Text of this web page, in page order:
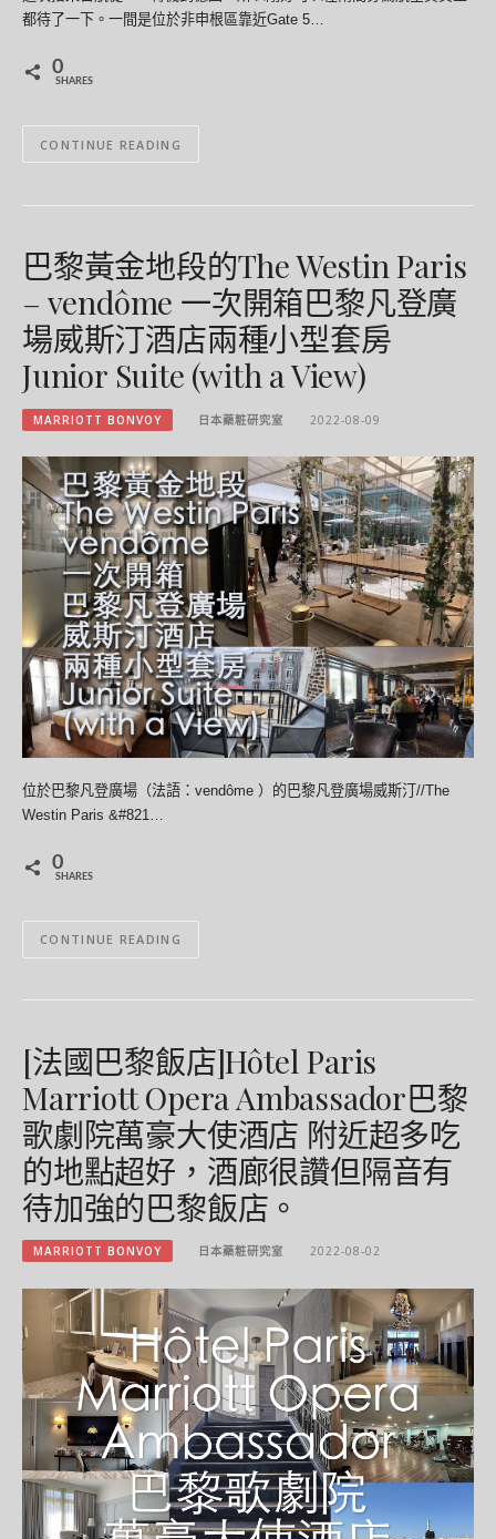
都待了一下。一間是位於非申根區靠近Gate 5…
0
SHARES
CONTINUE READING
巴黎黃金地段的The Westin Paris
– vendôme 一次開箱巴黎凡登廣
場威斯汀酒店兩種小型套房
Junior Suite (with a View)
MARRIOTT BONVOY 日本藥粧研究室 2022-08-09
位於巴黎凡登廣場（法語：vendôme ）的巴黎凡登廣場威斯汀//The
Westin Paris &#821…
0
SHARES
CONTINUE READING
[法國巴黎飯店]Hôtel Paris
Marriott Opera Ambassador巴黎
歌劇院萬豪大使酒店 附近超多吃
的地點超好，酒廊很讚但隔音有
待加強的巴黎飯店。
MARRIOTT BONVOY 日本藥粧研究室 2022-08-02